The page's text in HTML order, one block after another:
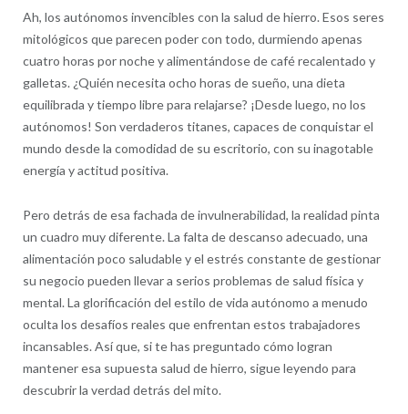
Ah, los autónomos invencibles con la salud de hierro. Esos seres
mitológicos que parecen poder con todo, durmiendo apenas
cuatro horas por noche y alimentándose de café recalentado y
galletas. ¿Quién necesita ocho horas de sueño, una dieta
equilibrada y tiempo libre para relajarse? ¡Desde luego, no los
autónomos! Son verdaderos titanes, capaces de conquistar el
mundo desde la comodidad de su escritorio, con su inagotable
energía y actitud positiva.
Pero detrás de esa fachada de invulnerabilidad, la realidad pinta
un cuadro muy diferente. La falta de descanso adecuado, una
alimentación poco saludable y el estrés constante de gestionar
su negocio pueden llevar a serios problemas de salud física y
mental. La glorificación del estilo de vida autónomo a menudo
oculta los desafíos reales que enfrentan estos trabajadores
incansables. Así que, si te has preguntado cómo logran
mantener esa supuesta salud de hierro, sigue leyendo para
descubrir la verdad detrás del mito.